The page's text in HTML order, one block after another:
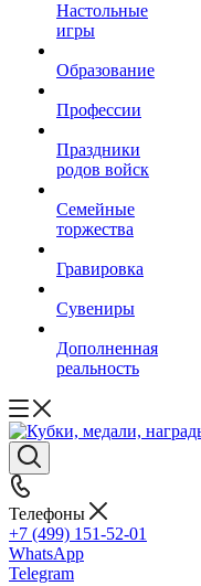
Настольные
игры
Образование
Профессии
Праздники
родов войск
Семейные
торжества
Гравировка
Сувениры
Дополненная
реальность
Телефоны
+7 (499) 151-52-01
WhatsApp
Telegram